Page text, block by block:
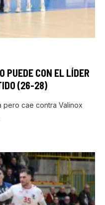
PUEDE CON EL LÍDER
(26-28)
pero cae contra Valinox